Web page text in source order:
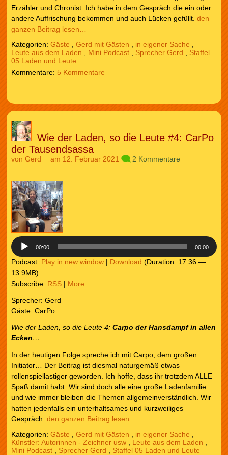
Erzähler und Chronist. Ich habe in dem Gespräch die ein oder
andere Auffrischung bekommen und auch Lücken gefüllt. den
ganzen Beitrag lesen…
Kategorien: Gäste Gerd mit Gästen in eigener Sache
Leute aus dem Laden
Mini Podcast, Sprecher Gerd
Staffel
05 Laden und Leute
5 Kommentare
Wie der Laden, so die Leute #4: CarPo
der Tausendsassa
von Gerd am 12. Februar 2021 2 Kommentare
00:00 00:00
Podcast: Play in new window| Download (Duration: 17:36 —
13.9MB)
Subscribe: RSS| More
Sprecher: Gerd
Gäste: CarPo
Wie der Laden, so die Leute4: Carpo der Hansdampf in allen
Ecken…
In der heutigen Folge spreche ich mit Carpo, dem großen
Initiator… Der Beitrag ist diesmal naturgemäß etwas
rollenspiellastiger geworden. Ich hoffe, dass ihr trotzdem ALLE
Spaß damit habt. Wir sind doch alle eine große Ladenfamilie
und wie immer bleiben die Themen allgemeinverständlich. Wir
hatten jedenfalls ein unterhaltsames und kurzweiliges
Gespräch. den ganzen Beitrag lesen…
Kategorien: Gäste Gerd mit Gästen in eigener Sache
Künstler: Autorinnen - Zeichner usw, Leute aus dem Laden
Mini Podcast, Sprecher Gerd
Staffel 05 Laden und Leute